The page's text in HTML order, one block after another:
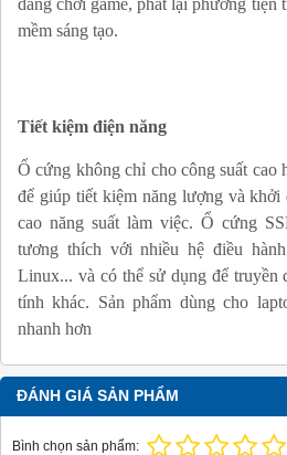
mềm sáng tạo.
Tiết kiệm điện năng
Ổ cứng không chỉ cho công suất cao
để giúp tiết kiệm năng lượng và khởi
cao năng suất làm việc. Ổ cứng
tương thích với nhiều hệ điều
Linux... và có thể sử dụng để
tính khác. Sản phẩm dùng cho
nhanh hơn
ĐÁNH GIÁ SẢN PHẨM
Bình chọn sản phẩm: